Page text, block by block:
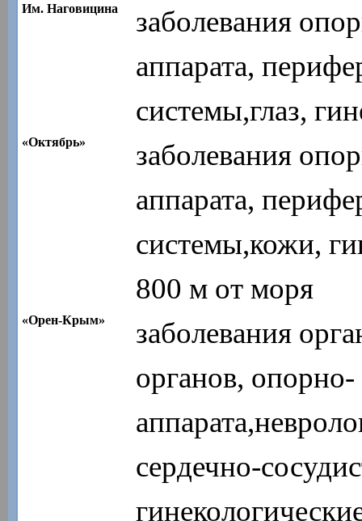
Им. Наговицина
заболевания
аппарата,
системы,глаз,
«Октябрь»
заболевания
аппарата,
системы,кожи,
800 м от моря
«Орен-Крым»
заболевания
органов, опорно-
сердечно-